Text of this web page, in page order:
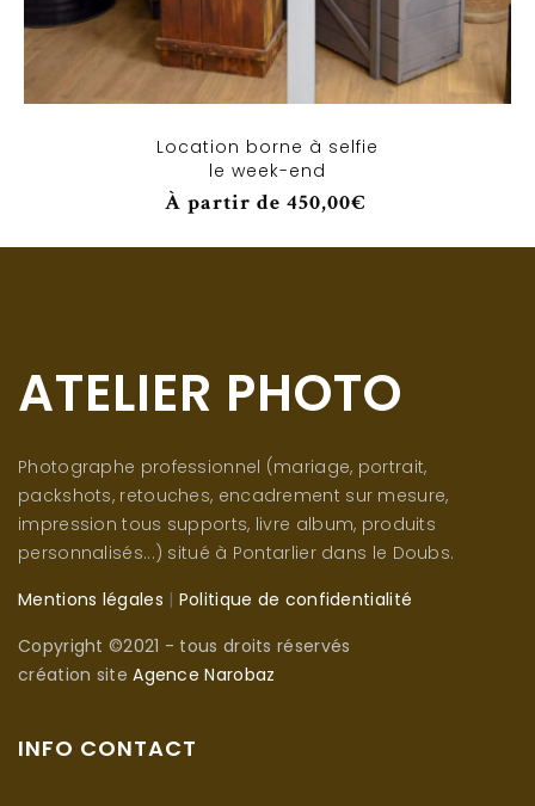
Location borne à selfie
le week-end
À partir de 450,00€
ATELIER PHOTO
Photographe professionnel (mariage, portrait,
packshots, retouches, encadrement sur mesure,
impression tous supports, livre album, produits
personnalisés...) situé à Pontarlier dans le Doubs.
Mentions légales | Politique de confidentialité
Copyright ©2021 - tous droits réservés
création siteAgence Narobaz
INFO CONTACT